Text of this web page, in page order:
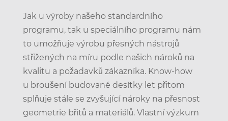
Jak u výroby našeho standardního
programu, tak u speciálního programu nám
to umožňuje výrobu přesných nástrojů
střižených na míru podle našich nároků na
kvalitu a požadavků zákazníka. Know-how
u broušení budované desítky let přitom
splňuje stále se zvyšující nároky na přesnost
geometrie břitů a materiálů. Vlastní výzkum